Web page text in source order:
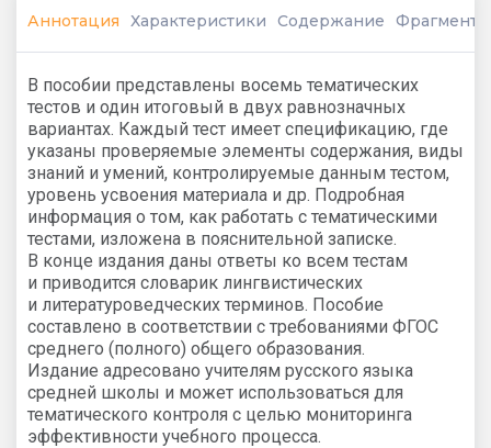
Аннотация Характеристики Содержание Фрагмент
В пособии представлены восемь тематических
тестов и один итоговый в двух равнозначных
вариантах. Каждый тест имеет спецификацию, где
указаны проверяемые элементы содержания, виды
знаний и умений, контролируемые данным тестом,
уровень усвоения материала и др. Подробная
информация о том, как работать с тематическими
тестами, изложена в пояснительной записке.
В конце издания даны ответы ко всем тестам
и приводится словарик лингвистических
и литературоведческих терминов. Пособие
составлено в соответствии с требованиями ФГОС
среднего (полного) общего образования.
Издание адресовано учителям русского языка
средней школы и может использоваться для
тематического контроля с целью мониторинга
эффективности учебного процесса.